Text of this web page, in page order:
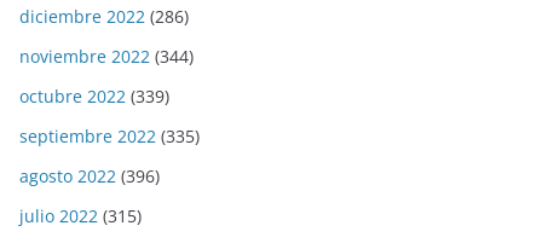
diciembre 2022 (286)
noviembre 2022 (344)
octubre 2022 (339)
septiembre 2022 (335)
agosto 2022 (396)
julio 2022 (315)